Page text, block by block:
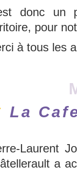
donc un
pour
à tous les
La
Laurent
a